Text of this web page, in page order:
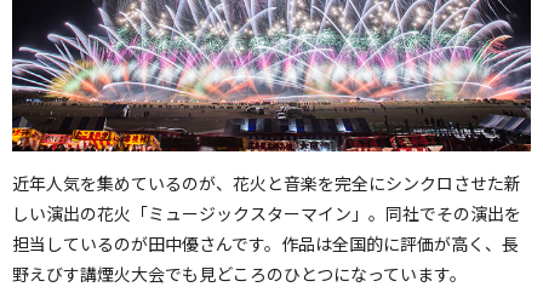
近年人気を集めているのが、花火と音楽を完全にシンクロさせた新
しい演出の花火「ミュージックスターマイン」。同社でその演出を
担当しているのが田中優さんです。作品は全国的に評価が高く、長
野えびす講煙火大会でも見どころのひとつになっています。